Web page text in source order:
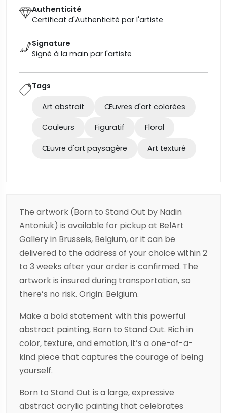
Authenticité
Certificat d'Authenticité par l'artiste
Signature
Signé à la main par l'artiste
Tags
Art abstrait Œuvres d'art colorées
Couleurs Figuratif Floral
Œuvre d'art paysagère Art texturé
The artwork (Born to Stand Out by Nadin
Antoniuk) is available for pickup at BelArt
Gallery in Brussels, Belgium, or it can be
delivered to the address of your choice within 2
to 3 weeks after your order is confirmed. The
artwork is insured during transportation, so
there’s no risk. Origin: Belgium.
Make a bold statement with this powerful
abstract painting, Born to Stand Out. Rich in
color, texture, and emotion, it’s a one-of-a-
kind piece that captures the courage of being
yourself.
Born to Stand Out is a large, expressive
abstract acrylic painting that celebrates